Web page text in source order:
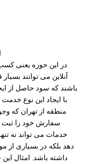
در این حوزه یعنی
آنلاین می توانند
باشند که سود حاصل از
با ایجاد این نوع
منطقه از تهران که
سفارش خود را ثبت
خدمات می تواند نه
دهد بلکه در بسیاری از
داشته باشد. امثال